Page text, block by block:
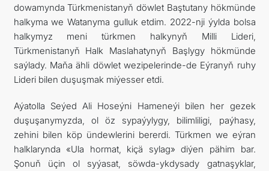
dowamynda Türkmenistanyň döwlet Baştutany hökmünde
halkyma we Watanyma gulluk etdim. 2022-nji ýylda bolsa
halkymyz meni türkmen halkynyň Milli Lideri,
Türkmenistanyň Halk Maslahatynyň Başlygy hökmünde
saýlady. Maňa ähli döwlet wezipelerinde-de Eýranyň ruhy
Lideri bilen duşuşmak miýesser etdi.
Aýatolla Seýed Ali Hoseýni Hameneýi bilen her gezek
duşuşanymyzda, ol öz sypaýylygy, bilimliligi, paýhasy,
zehini bilen köp ündewlerini bererdi. Türkmen we eýran
halklarynda «Ula hormat, kiçä sylag» diýen pähim bar.
Şonuň üçin ol syýasat, söwda-ykdysady gatnaşyklar,